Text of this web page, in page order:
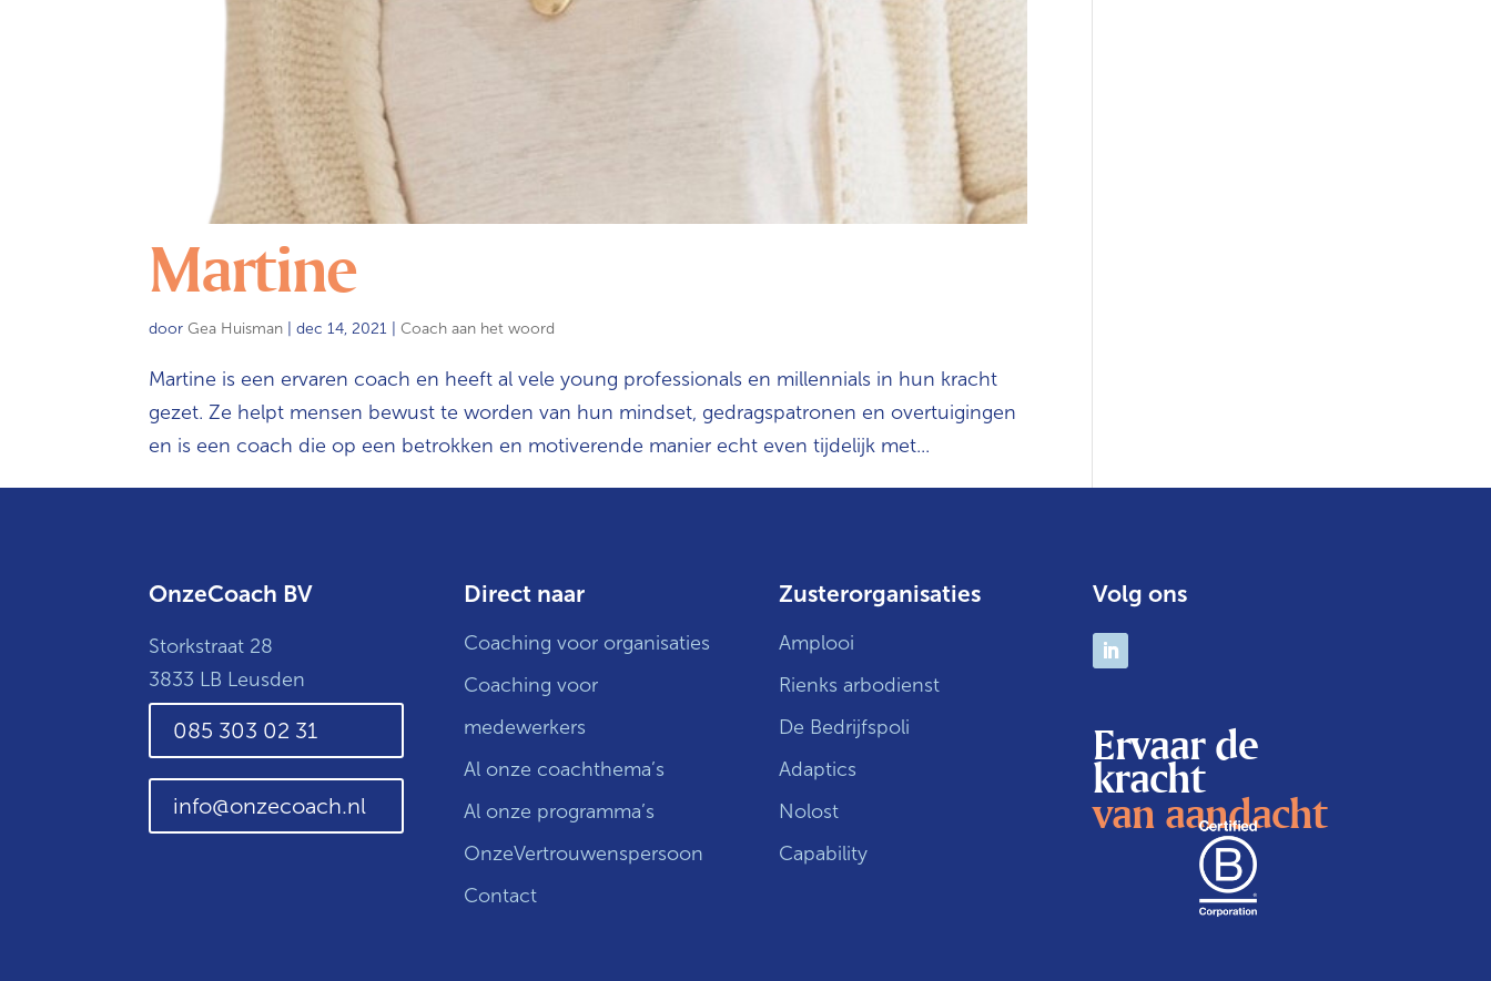
Martine
door Gea Huisman |dec 14, 2021 Coach aan het woord
Martine is een ervaren coach en heeft al vele young professionals en millennials in hun kracht
gezet. Ze helpt mensen bewust te worden van hun mindset, gedragspatronen en overtuigingen
en is een coach die op een betrokken en motiverende manier echt even tijdelijk met...
OnzeCoach BV
Storkstraat 28
3833 LB Leusden
085 303 02 31
info@onzecoach.nl
Direct naar
Coaching voor organisaties
Coaching voor
medewerkers
Al onze coachthema’s
Al onze programma’s
OnzeVertrouwenspersoon
Contact
Zusterorganisaties
Amplooi
Rienks arbodienst
De Bedrijfspoli
Adaptics
Nolost
Capability
Volg ons
Ervaar de
kracht
van aandacht